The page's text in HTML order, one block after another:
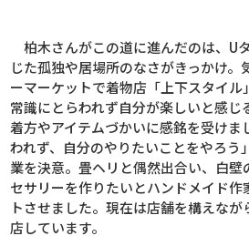
柏木さんがこの道に進んだのは、 U
じた孤独や居場所のなさがきっかけ。
ーマーケットで着物店「上下スタイル
常識にとらわれず自分が楽しいと感じ
着方やアイテムづかいに感銘を受けま
われず、自分のやりたいことをやろう
業を決意。畳ヘリと偶然出合い、白壁
セサリーを作りたいとハンドメイド作
トさせました。現在は店舗を構えな
店しています。